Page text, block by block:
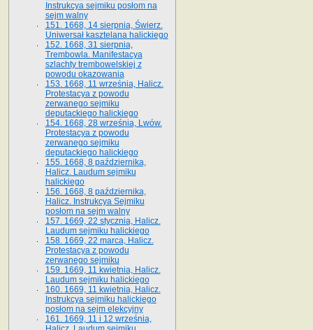
Instrukcya sejmiku posłom na
sejm walny
151. 1668, 14 sierpnia, Świerz.
Uniwersał kasztelana halickiego
152. 1668, 31 sierpnia,
Trembowla. Manifestacya
szlachty trembowelskiej z
powodu okazowania
153. 1668, 11 września, Halicz.
Protestacya z powodu
zerwanego sejmiku
deputackiego halickiego
154. 1668, 28 września, Lwów.
Protestacya z powodu
zerwanego sejmiku
deputackiego halickiego
155. 1668, 8 października,
Halicz. Laudum sejmiku
halickiego
156. 1668, 8 października,
Halicz. Instrukcya Sejmiku
posłom na sejm walny
157. 1669, 22 stycznia, Halicz.
Laudum sejmiku halickiego
158. 1669, 22 marca, Halicz.
Protestacya z powodu
zerwanego sejmiku
159. 1669, 11 kwietnia, Halicz.
Laudum sejmiku halickiego
160. 1669, 11 kwietnia, Halicz.
Instrukcya sejmiku halickiego
posłom na sejm elekcyjny
161. 1669, 11 i 12 września,